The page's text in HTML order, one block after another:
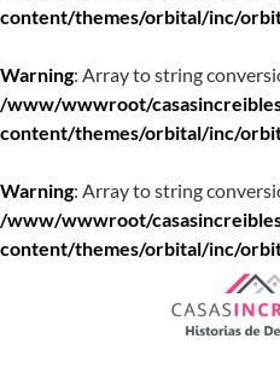
content/themes/orbital/inc/
Warning: Array to string
/www/wwwroot/
content/themes/orbital/inc/
Warning: Array to string
/www/wwwroot/
content/themes/orbital/inc/